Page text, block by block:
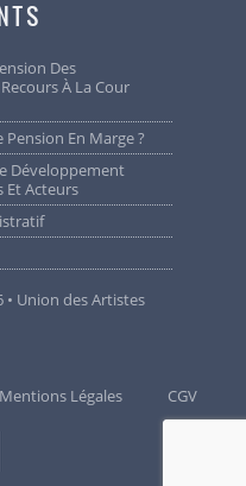
À La Cour
Pension En Marge ?
Et Acteurs
• Union des Artistes
Mentions Légales CGV